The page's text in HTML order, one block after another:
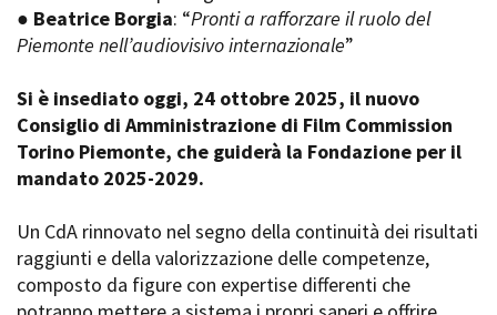
Short Film Fund
Società di produzione
Strutture di servizio
Professionisti
Attrici-Attori
LOCATION GUIDE
FILM DATABASE
Torino Film Festival
David di Donatello
Premio Solinas
STRUMENTI
Location - Nuovo utente
Newsletter
Lavora con noi
Stage - Tirocini - Scuola e
● Beatrice Borgia: “Pronti a rafforzare il ruolo del
Piemonte nell’audiovisivo internazionale”
Si è insediato oggi, 24 ottobre 2025, il nuovo
Consiglio di Amministrazione di Film Commission
Torino Piemonte, che guiderà la Fondazione per il
mandato 2025-2029.
Un CdA rinnovato nel segno della continuità dei risultati
raggiunti e della valorizzazione delle competenze,
composto da figure con expertise differenti che